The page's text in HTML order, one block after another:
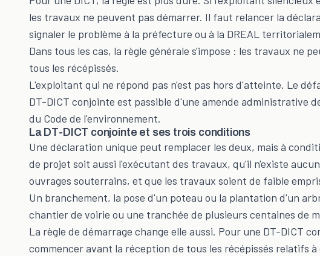
les travaux ne peuvent pas démarrer. Il faut relancer la
signaler le problème à la préfecture ou à la DREAL
Dans tous les cas, la règle générale s'impose : les travaux ne
tous les récépissés.
L'exploitant qui ne répond pas n'est pas hors d'atteinte. Le
DT-DICT conjointe est passible d'une amende administrative
du Code de l'environnement.
La DT-DICT conjointe et ses trois conditions
Une déclaration unique peut remplacer les deux, mais à
de projet soit aussi l'exécutant des travaux, qu'il n'existe
ouvrages souterrains, et que les travaux soient de faible
Un branchement, la pose d'un poteau ou la plantation d'un
chantier de voirie ou une tranchée de plusieurs centaines de
La règle de démarrage change elle aussi. Pour une DT-DICT
commencer avant la réception de tous les récépissés relatifs